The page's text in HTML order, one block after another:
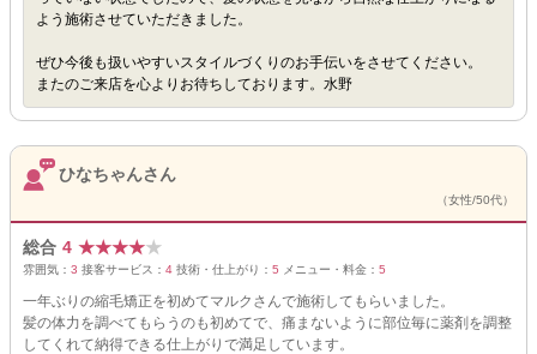
よう施術させていただきました。
ぜひ今後も扱いやすいスタイルづくりのお手伝いをさせてください。
またのご来店を心よりお待ちしております。水野
ひなちゃんさん
（女性/50代）
総合 4 ★★★★★
雰囲気： 3 接客サービス： 4 技術・仕上がり： 5 メニュー・料金： 5
一年ぶりの縮毛矯正を初めてマルクさんで施術してもらいました。
髪の体力を調べてもらうのも初めてで、痛まないように部位毎に薬剤を調整
してくれて納得できる仕上がりで満足しています。